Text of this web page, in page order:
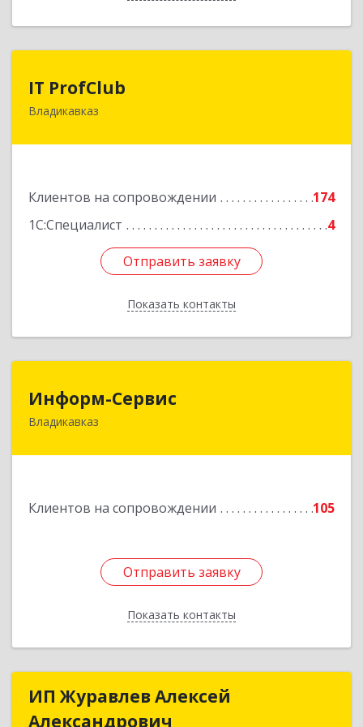
IT ProfClub
Владикавказ
Клиентов на сопровождении
174
1С:Специалист
4
Отправить заявку
Показать контакты
362045, Северная Осетия - Алания Респ,
Подробнее
Отправить заявку
Назад
Информ-Сервис
Владикавказ
Клиентов на сопровождении 105
Отправить заявку
Показать контакты
362020, Северная Осетия - Алания Респ,
Отправить заявку
Назад
ИП Журавлев Алексей
Александрович
ИП Журавлев Алексей